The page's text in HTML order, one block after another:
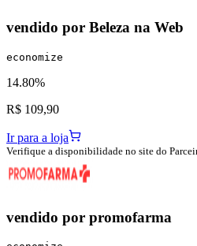
vendido por Beleza na Web
economize
14.80%
R$ 109,90
Ir para a loja
Verifique a disponibilidade no site do
vendido por promofarma